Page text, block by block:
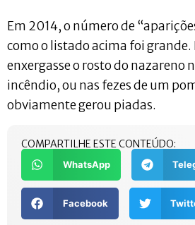
Em 2014, o número de
como o listado acima foi grande.
enxergasse o rosto do nazareno
incêndio, ou nas fezes de um
obviamente gerou piadas.
COMPARTILHE ESTE CONTEÚDO:
WhatsApp
Facebook